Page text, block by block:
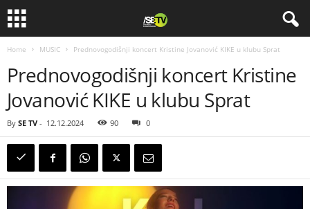
Home MUSIC Prednovogodišnji koncert Kristine Jovanović KIKE u klubu Sprat
Prednovogodišnji koncert Kristine
Jovanović KIKE u klubu Sprat
By SE TV - 12.12.2024 90 0